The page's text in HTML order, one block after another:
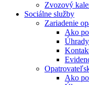
Zvozový
Sociálne služby
Zariadenie
Ako
Úhrady
Ako